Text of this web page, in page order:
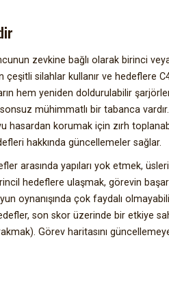
zevkine bağlı olarak birinci
çeşitli silahlar kullanır ve hedeflere
hem yeniden doldurulabilir
mühimmatlı bir tabanca vardır.
hasardan korumak için zırh
hakkında güncellemeler sağlar.
arasında yapıları yok etmek, üsleri
hedeflere ulaşmak, görevin
oynanışında çok faydalı
son skor üzerinde bir etkiye
Görev haritasını